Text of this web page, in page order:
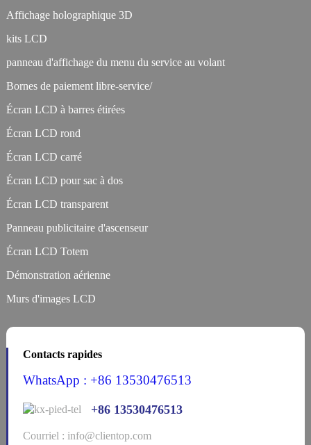
Affichage holographique 3D
kits LCD
panneau d'affichage du menu du service au volant
Bornes de paiement libre-service/
Écran LCD à barres étirées
Écran LCD rond
Écran LCD carré
Écran LCD pour sac à dos
Écran LCD transparent
Panneau publicitaire d'ascenseur
Écran LCD Totem
Démonstration aérienne
Murs d'images LCD
Contacts rapides
WhatsApp : +86 13530476513
+86 13530476513
Courriel : info@clientop.com